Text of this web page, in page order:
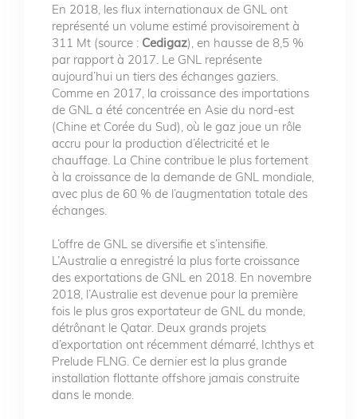
En 2018, les flux internationaux de GNL ont
représenté un volume estimé provisoirement à
311 Mt (source : Cedigaz), en hausse de 8,5 %
par rapport à 2017. Le GNL représente
aujourd’hui un tiers des échanges gaziers.
Comme en 2017, la croissance des importations
de GNL a été concentrée en Asie du nord-est
(Chine et Corée du Sud), où le gaz joue un rôle
accru pour la production d’électricité et le
chauffage. La Chine contribue le plus fortement
à la croissance de la demande de GNL mondiale,
avec plus de 60 % de l’augmentation totale des
échanges.
L’offre de GNL se diversifie et s’intensifie.
L’Australie a enregistré la plus forte croissance
des exportations de GNL en 2018. En novembre
2018, l’Australie est devenue pour la première
fois le plus gros exportateur de GNL du monde,
détrônant le Qatar. Deux grands projets
d’exportation ont récemment démarré, Ichthys et
Prelude FLNG. Ce dernier est la plus grande
installation flottante offshore jamais construite
dans le monde.